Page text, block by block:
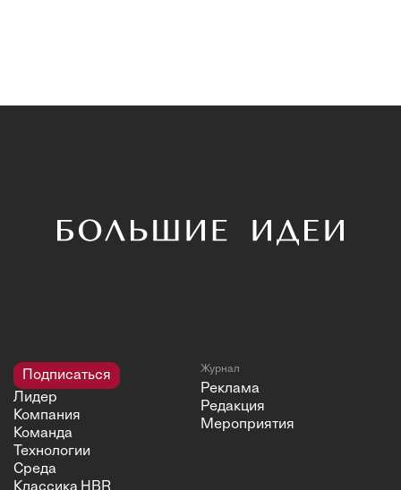
Подписаться
Лидер
Компания
Команда
Технологии
Среда
Журнал
Реклама
Редакция
Мероприятия